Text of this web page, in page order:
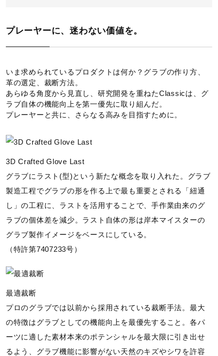
プレーヤーに、迷わない価値を。
いま求められているプロダクトは何か？グラブの作り方、
革の選定、裁断方法。
あらゆる角度から見直し、研究開発を重ねたClassicは、グ
ラブ自体の機能向上を第一優先に取り組んだ。
プレーヤーと共に、さらなる高みを目指すために。
3D Crafted Glove Last
グラブにラスト(型)という新たな概念を取り入れた。グラブ
製造工程でグラブの形を作る上で最も重要とされる「紐通
し」の工程に、ラストを活用することで、手作業由来のグ
ラブの個体差を減少。ラスト自体の形は岸本マイスターの
グラブ製作イメージをベースにしている。
（特許第7407233号）
最適裁断
プロのグラブでは以前から採用されている裁断手法。最大
の特徴はグラブとしての機能向上を最優先すること。各パ
ーツに適した素材本来のポテンシャルを最大限に引き出せ
るよう、グラブ機能に影響がない天然のキズやシワを許容